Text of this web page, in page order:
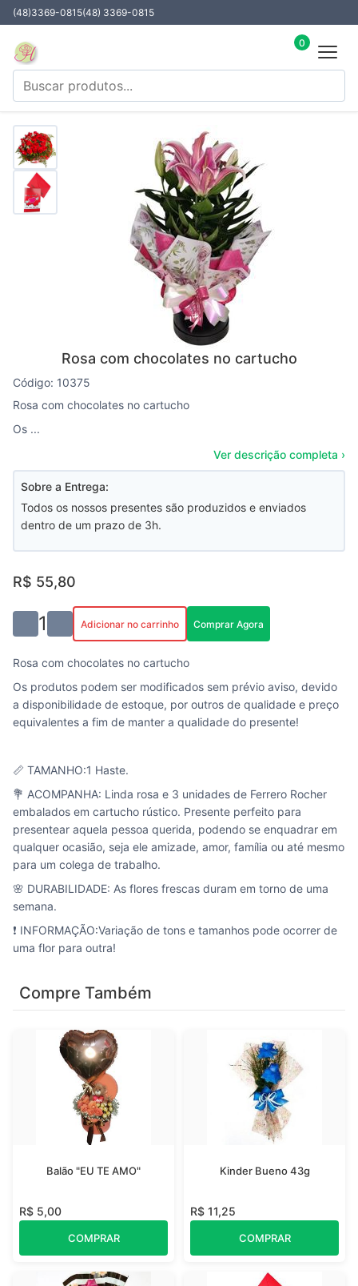
(48)3369-0815(48) 3369-0815
0
Rosa com chocolates no cartucho
Código: 10375
Rosa com chocolates no cartucho
Os ...
Ver descrição completa ›
Sobre a Entrega:
Todos os nossos presentes são produzidos e enviados
dentro de um prazo de 3h.
R$ 55,80
1 Adicionar no carrinho Comprar Agora
Rosa com chocolates no cartucho
Os produtos podem ser modificados sem prévio aviso, devido
a disponibilidade de estoque, por outros de qualidade e preço
equivalentes a fim de manter a qualidade do presente!
📏 TAMANHO:1 Haste.
💐 ACOMPANHA: Linda rosa e 3 unidades de Ferrero Rocher
embalados em cartucho rústico. Presente perfeito para
presentear aquela pessoa querida, podendo se enquadrar em
qualquer ocasião, seja ele amizade, amor, família ou até mesmo
para um colega de trabalho.
🌸 DURABILIDADE: As flores frescas duram em torno de uma
semana.
❗ INFORMAÇÃO:Variação de tons e tamanhos pode ocorrer de
uma flor para outra!
Compre Também
Balão "EU TE AMO"
R$ 5,00
COMPRAR
Kinder Bueno 43g
R$ 11,25
COMPRAR